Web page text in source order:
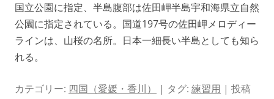
国立公園に指定、半島腹部は佐田岬半島宇和海県立自然
公園に指定されている。国道197号の佐田岬メロディー
ラインは、山桜の名所。日本一細長い半島としても知ら
れる。
カテゴリー: 四国（愛媛・香川） | タグ: 練習用 | 投稿